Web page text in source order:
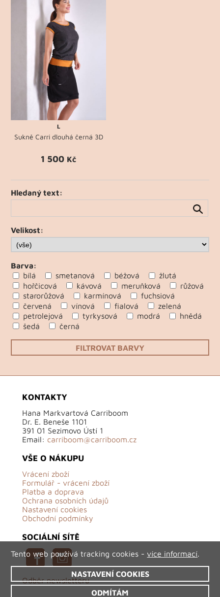
L
Sukně Carri dlouhá černá 3D
1 500 Kč
Hledaný text:
Velikost:
Barva:
bílá
smetanová béžová
žlutá
hořčicová
kávová meruňková
růžová
starorůžová
karmínová
fuchsiová
červená
vínová fialová
zelená
petrolejová
tyrkysová modrá
hnědá
šedá
černá
FILTROVAT BARVY
KONTAKTY
Hana Markvartová Carriboom
Dr. E. Beneše 1101
391 01 Sezimovo Ústí 1
Email: carriboom@carriboom.cz
VŠE O NÁKUPU
Vrácení zboží
Formulář - vrácení zboží
Platba a doprava
Ochrana osobních údajů
Nastavení cookies
Obchodní podmínky
SOCIÁLNÍ SÍTĚ
Odběr newsletteru
Tento web používá tracking cookies -více informací.
NASTAVENÍ COOKIES
ODMÍTÁM